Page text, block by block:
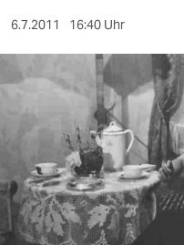
sport
berlin
nord
wahrheit
verlag
verlag
6.7.2011 16:40 Uhr